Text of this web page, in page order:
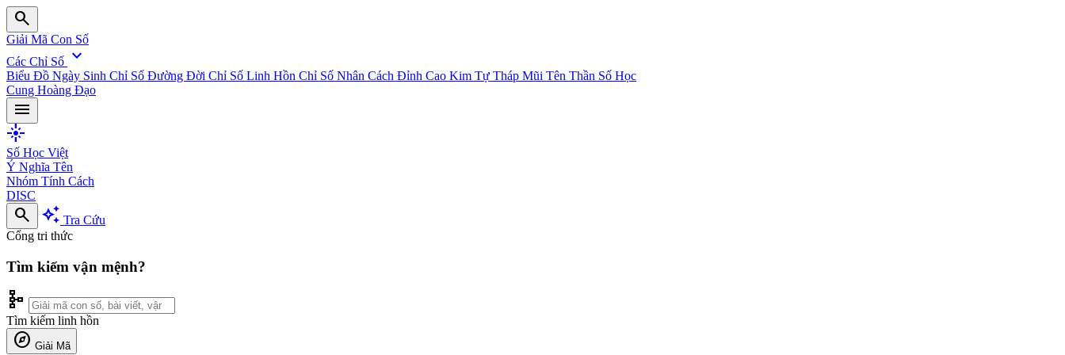
search
Giải Mã Con Số
Các Chỉ Số expand_more
Biểu Đồ Ngày Sinh Chỉ Số Đường Đời Chỉ Số Linh Hồn Chỉ Số Nhân Cách Đỉnh Cao Kim Tự Tháp Mũi Tên Thần Số Học
Cung Hoàng Đạo
menu
flare
Số Học Việt
Ý Nghĩa Tên
Nhóm Tính Cách
DISC
search auto_awesome Tra Cứu
Cổng tri thức
Tìm kiếm vận mệnh?
schema
Tìm kiếm linh hồn
explore Giải Mã